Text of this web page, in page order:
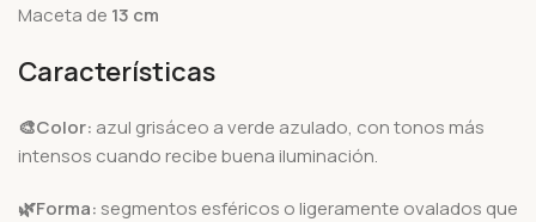
Maceta de 13 cm
Características
🎨Color: azul grisáceo a verde azulado, con tonos más
intensos cuando recibe buena iluminación.
🌿Forma: segmentos esféricos o ligeramente ovalados que